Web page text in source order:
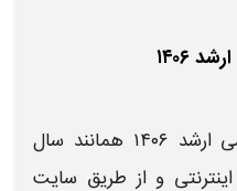
۱۴۰۶
۱۴۰۶
همانند سال‌
و از طریق سایت